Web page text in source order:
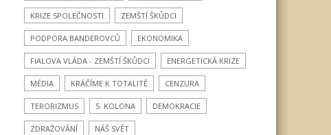
KRIZE SPOLEČNOSTI ZEMŠTÍ ŠKŮDCI
PODPORA BANDEROVCŮ EKONOMIKA
FIALOVA VLÁDA - ZEMŠTÍ ŠKŮDCI ENERGETICKÁ KRIZE
MÉDIA KRÁČÍME K TOTALITĚ CENZURA
TERORIZMUS 5. KOLONA DEMOKRACIE
ZDRAŽOVÁNÍ NÁŠ SVĚT